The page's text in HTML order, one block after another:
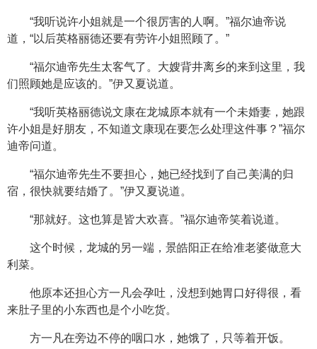
“我听说许小姐就是一个很厉害的人啊。”福尔迪帝说
道，“以后英格丽德还要有劳许小姐照顾了。”
“福尔迪帝先生太客气了。大嫂背井离乡的来到这里，我
们照顾她是应该的。”伊又夏说道。
“我听英格丽德说文康在龙城原本就有一个未婚妻，她跟
许小姐是好朋友，不知道文康现在要怎么处理这件事？”福尔
迪帝问道。
“福尔迪帝先生不要担心，她已经找到了自己美满的归
宿，很快就要结婚了。”伊又夏说道。
“那就好。这也算是皆大欢喜。”福尔迪帝笑着说道。
这个时候，龙城的另一端，景皓阳正在给准老婆做意大
利菜。
他原本还担心方一凡会孕吐，没想到她胃口好得很，看
来肚子里的小东西也是个小吃货。
方一凡在旁边不停的咽口水，她饿了，只等着开饭。